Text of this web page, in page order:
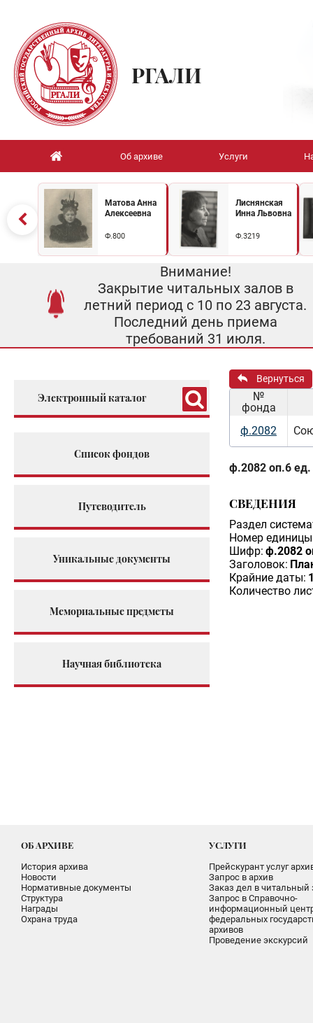
РГАЛИ
Об архиве Услуги
Матова Анна
Алексеевна
Ф.800
Лиснянская
Инна Львовна
Ф.3219
Внимание!
Закрытие читальных залов в
летний период с 10 по 23 августа.
Последний день приема
требований 31 июля.
Электронный каталог
Список фондов
Путеводитель
Уникальные документы
Мемориальные предметы
Научная библиотека
Вернуться
№
фонда
ф.2082
ф.2082 оп.6 ед.
СВЕДЕНИЯ
Раздел
Номер единицы
Шифр: ф.2082
Заголовок:
Крайние даты:
Количество
ОБ АРХИВЕ
История архива
Новости
Нормативные документы
Структура
Награды
Охрана труда
УСЛУГИ
Прейскурант услуг
Запрос в архив
Заказ дел в читальный
Запрос в Справочно-
информационный
федеральных
архивов
Проведение экскурсий